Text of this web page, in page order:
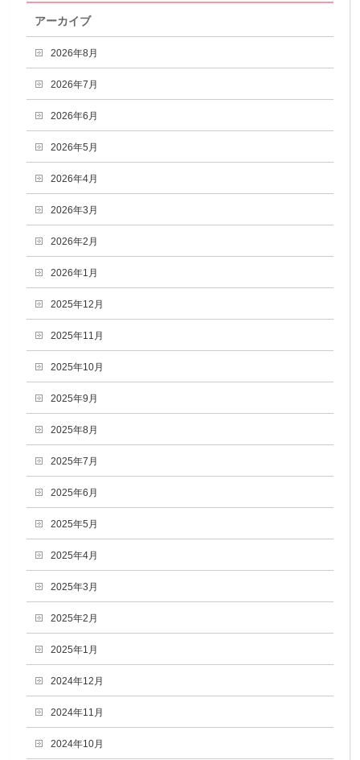
アーカイブ
2026年8月
2026年7月
2026年6月
2026年5月
2026年4月
2026年3月
2026年2月
2026年1月
2025年12月
2025年11月
2025年10月
2025年9月
2025年8月
2025年7月
2025年6月
2025年5月
2025年4月
2025年3月
2025年2月
2025年1月
2024年12月
2024年11月
2024年10月